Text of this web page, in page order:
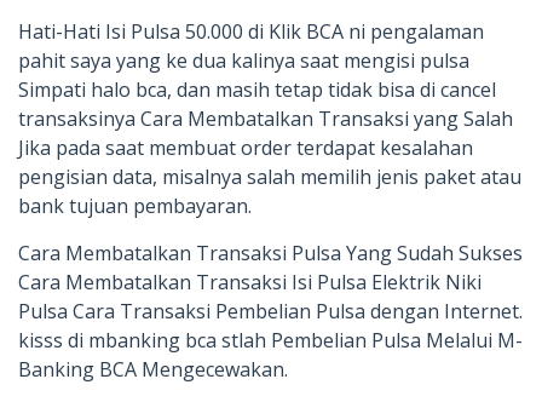
Hati-Hati Isi Pulsa 50.000 di Klik BCA ni pengalaman
pahit saya yang ke dua kalinya saat mengisi pulsa
Simpati halo bca, dan masih tetap tidak bisa di cancel
transaksinya Cara Membatalkan Transaksi yang Salah
Jika pada saat membuat order terdapat kesalahan
pengisian data, misalnya salah memilih jenis paket atau
bank tujuan pembayaran.
Cara Membatalkan Transaksi Pulsa Yang Sudah Sukses
Cara Membatalkan Transaksi Isi Pulsa Elektrik Niki
Pulsa Cara Transaksi Pembelian Pulsa dengan Internet.
kisss di mbanking bca stlah Pembelian Pulsa Melalui M-
Banking BCA Mengecewakan.